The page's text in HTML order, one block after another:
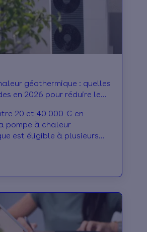
géothermique : quelles
en 2026 pour réduire le
20 et 40 000 € en
pompe à chaleur
est éligible à plusieurs
ici !